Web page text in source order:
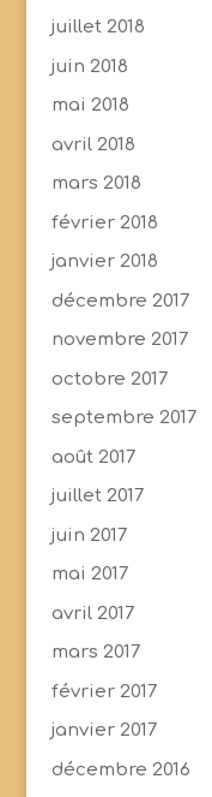
juillet 2018
juin 2018
mai 2018
avril 2018
mars 2018
février 2018
janvier 2018
décembre 2017
novembre 2017
octobre 2017
septembre 2017
août 2017
juillet 2017
juin 2017
mai 2017
avril 2017
mars 2017
février 2017
janvier 2017
décembre 2016